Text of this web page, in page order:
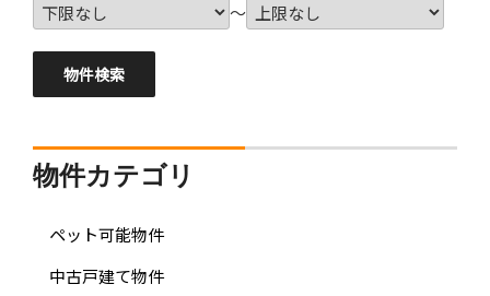
～
物件カテゴリ
ペット可能物件
中古戸建て物件